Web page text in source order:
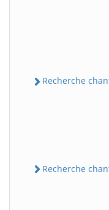
Recherche
Recherche